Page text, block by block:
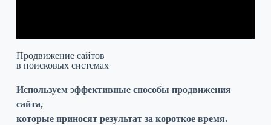
Продвижение сайтов
в поисковых системах
Используем эффективные способы продвижения
сайта,
которые приносят результат за короткое время.